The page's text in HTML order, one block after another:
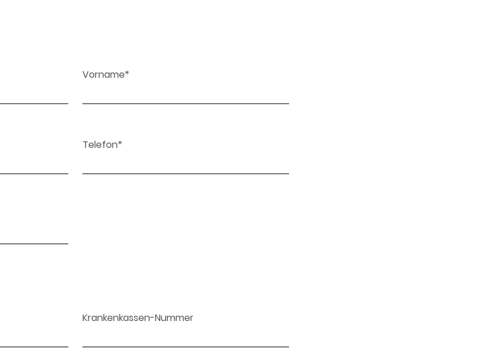
Vorname*
Telefon*
Krankenkassen-Nummer